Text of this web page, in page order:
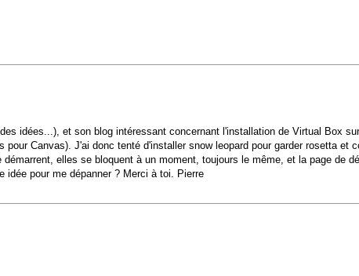
idées...), et son blog intéressant concernant l'installation de Virtual Box
Canvas). J'ai donc tenté d'installer snow leopard pour garder rosetta et
elles se bloquent à un moment, toujours le même, et la page de
pour me dépanner ? Merci à toi. Pierre